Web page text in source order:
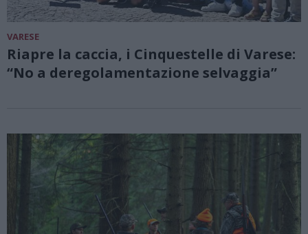
VARESE
Riapre la caccia, i Cinquestelle di Varese:
“No a deregolamentazione selvaggia”